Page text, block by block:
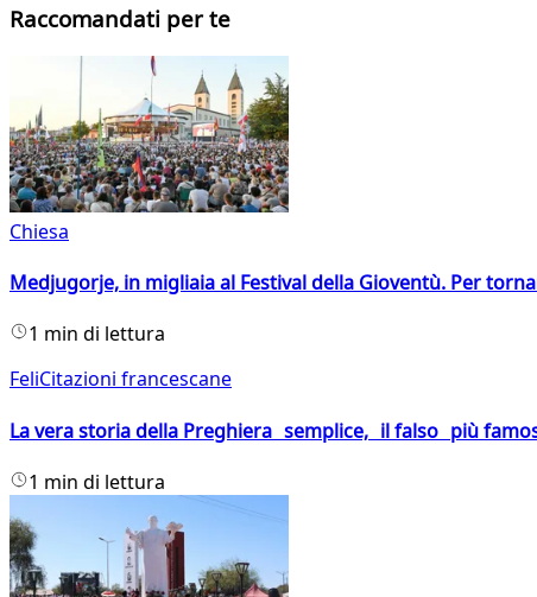
Raccomandati per te
Chiesa
Medjugorje, in migliaia al Festival della Gioventù. Per
1 min di lettura
FeliCitazioni francescane
La vera storia della Preghiera semplice, il falso più
1 min di lettura